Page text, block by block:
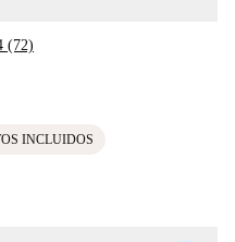
(72)
INCLUIDOS